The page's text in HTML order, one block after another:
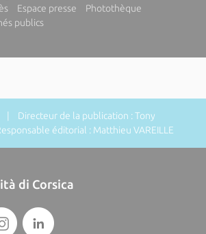
Espace presse
Photothèque
publics
| Directeur de la publication : Tony
éditorial : Matthieu VAREILLE
di Corsica